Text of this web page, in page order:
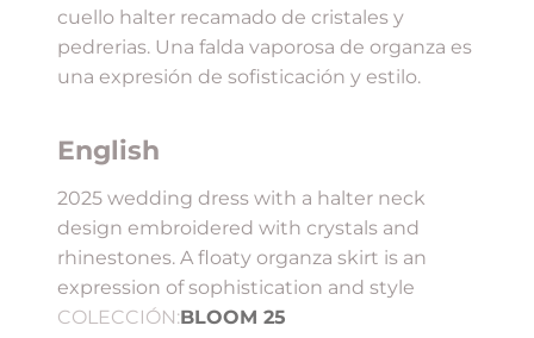
cuello halter recamado de cristales y
pedrerias. Una falda vaporosa de organza es
una expresión de sofisticación y estilo.
English
2025 wedding dress with a halter neck
design embroidered with crystals and
rhinestones. A floaty organza skirt is an
expression of sophistication and style
COLECCIÓN:BLOOM 25